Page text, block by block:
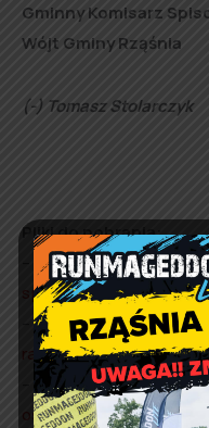
Gminny Komisarz
Wójt Gminy Rząśnia
(-) Tomasz Stolarczyk
Pliki do pobrania:
ogłoszenie o
spisowych ,
formularz do pobrania
rachmistrza spisowego,
informacje dotyczące
osobowych w celu